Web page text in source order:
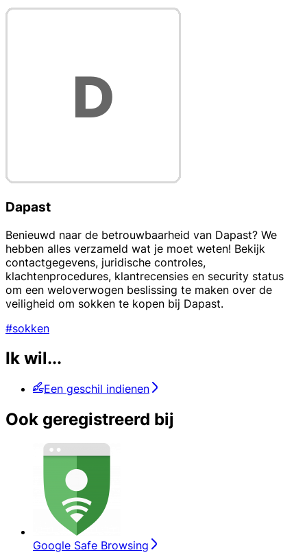
Dapast
Benieuwd naar de betrouwbaarheid van Dapast? We
hebben alles verzameld wat je moet weten! Bekijk
contactgegevens, juridische controles,
klachtenprocedures, klantrecensies en security status
om een weloverwogen beslissing te maken over de
veiligheid om sokken te kopen bij Dapast.
#sokken
Ik wil...
Een geschil indienen
Ook geregistreerd bij
Google Safe Browsing